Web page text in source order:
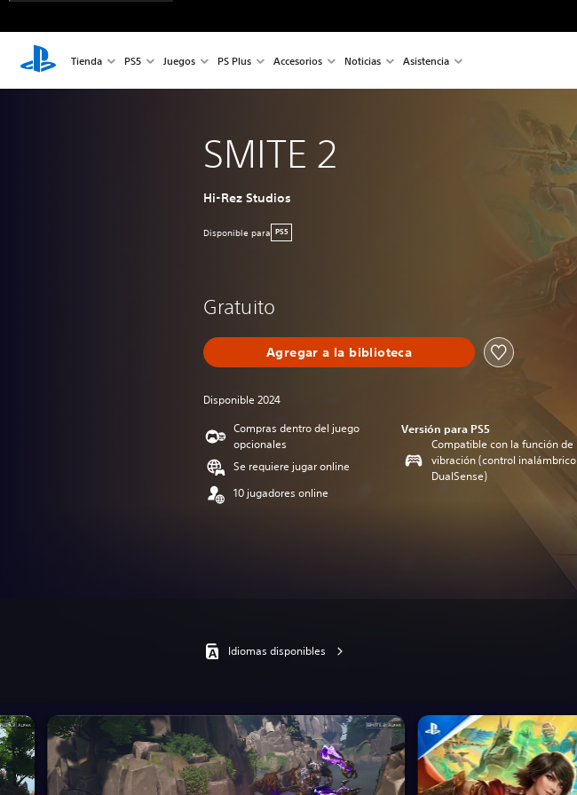
Tienda PS5 Juegos PS Plus Accesorios Noticias Asistencia
SMITE 2
Hi-Rez Studios
Disponible para PS5
Gratuito
Agregar a la biblioteca
Disponible 2024
Compras dentro del juego
opcionales
Se requiere jugar online
10 jugadores online
Versión para PS5
Compatible con la función de
vibración (control inalámbrico
DualSense)
Idiomas disponibles